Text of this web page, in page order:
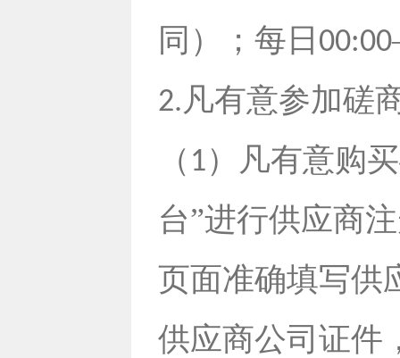
同）；每日 00:00
2.凡有意参加磋
（ 1）凡有意购
台”进行供应商
页面准确填写供
供应商公司证件